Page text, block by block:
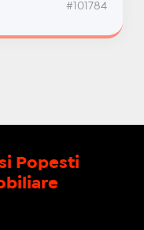
#101784
Popesti